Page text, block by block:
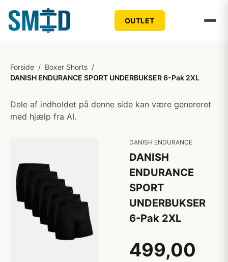
OUTLET
Forside / Boxer Shorts /
DANISH ENDURANCE SPORT UNDERBUKSER 6-Pak 2XL
Dele af indholdet på denne side kan være genereret
med hjælp fra AI.
DANISH ENDURANCE
DANISH
ENDURANCE
SPORT
UNDERBUKSER
6-Pak 2XL
499,00